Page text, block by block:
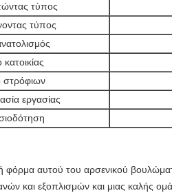
τύπος
τύπος
κατοικίας
στρόφιων
εργασίας
φόρμα αυτού του αρσενικού
και εξοπλισμών και μιας καλής